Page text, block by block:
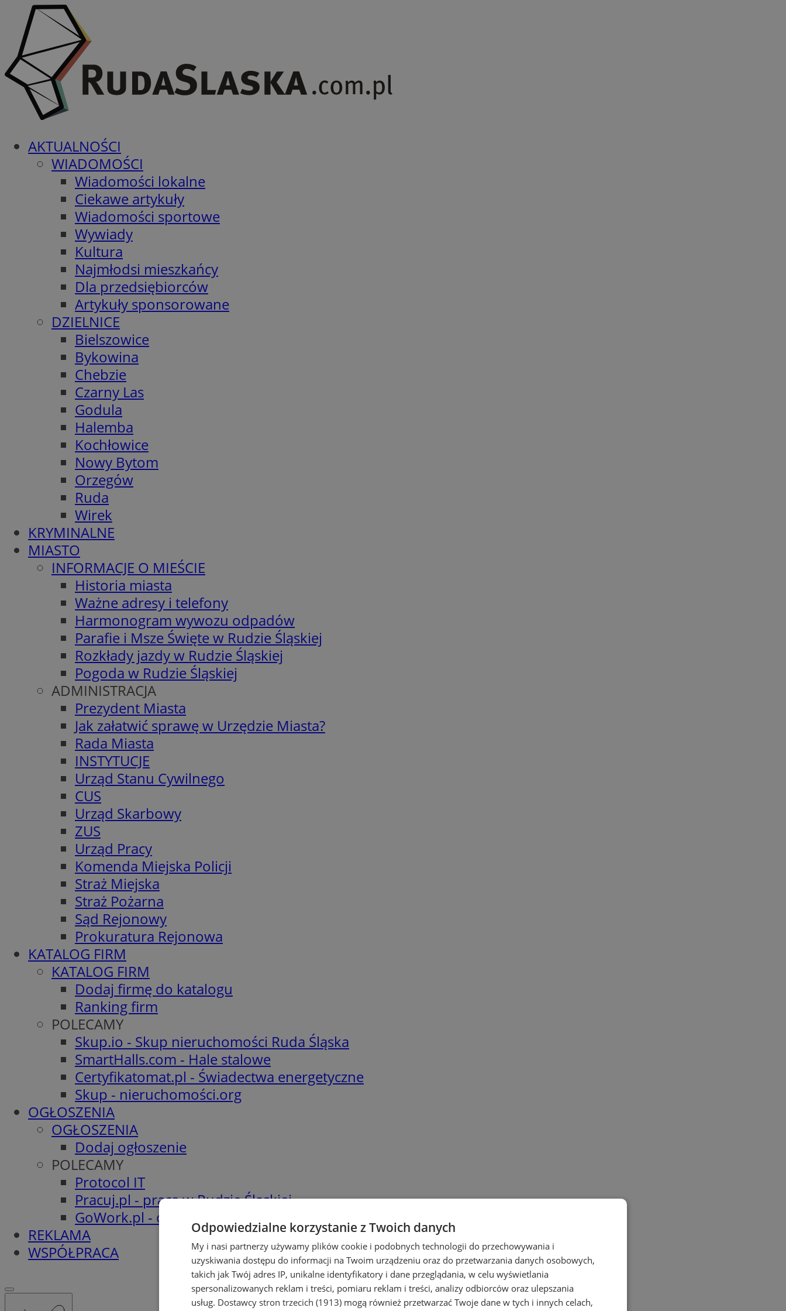
AKTUALNOŚCI
WIADOMOŚCI
Wiadomości lokalne
Ciekawe artykuły
Wiadomości sportowe
Wywiady
Kultura
Najmłodsi mieszkańcy
Dla przedsiębiorców
Artykuły sponsorowane
DZIELNICE
Bielszowice
Bykowina
Chebzie
Czarny Las
Godula
Halemba
Kochłowice
Nowy Bytom
Orzegów
Ruda
Wirek
KRYMINALNE
MIASTO
INFORMACJE O MIEŚCIE
Historia miasta
Ważne adresy i telefony
Harmonogram wywozu odpadów
Parafie i Msze Święte w Rudzie Śląskiej
Rozkłady jazdy w Rudzie Śląskiej
Pogoda w Rudzie Śląskiej
ADMINISTRACJA
Prezydent Miasta
Jak załatwić sprawę w Urzędzie Miasta?
Rada Miasta
INSTYTUCJE
Urząd Stanu Cywilnego
CUS
Urząd Skarbowy
ZUS
Urząd Pracy
Komenda Miejska Policji
Straż Miejska
Straż Pożarna
Sąd Rejonowy
Prokuratura Rejonowa
KATALOG FIRM
KATALOG FIRM
Dodaj firmę do katalogu
Ranking firm
POLECAMY
Skup.io - Skup nieruchomości Ruda Śląska
SmartHalls.com - Hale stalowe
Certyfikatomat.pl - Świadectwa energetyczne
Skup - nieruchomości.org
OGŁOSZENIA
OGŁOSZENIA
Dodaj ogłoszenie
POLECAMY
Protocol IT
Pracuj.pl - praca w Rudzie Śląskiej
GoWork.pl - oferty pracy
REKLAMA
WSPÓŁPRACA
Odpowiedzialne korzystanie z Twoich danych
My i nasi partnerzy używamy plików cookie i podobnych technologii do przechowywania i
uzyskiwania dostępu do informacji na Twoim urządzeniu oraz do przetwarzania danych osobowych,
takich jak Twój adres IP, unikalne identyfikatory i dane przeglądania, w celu wyświetlania
spersonalizowanych reklam i treści, pomiaru reklam i treści, analizy odbiorców oraz ulepszania
usług. Dostawcy stron trzecich (1913) mogą również przetwarzać Twoje dane w tych i innych celach,